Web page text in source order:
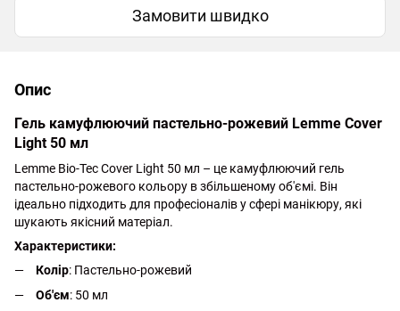
Замовити швидко
Опис
Гель камуфлюючий пастельно-рожевий Lemme Cover
Light 50 мл
Lemme Bio-Tec Cover Light 50 мл – це камуфлюючий гель
пастельно-рожевого кольору в збільшеному об'ємі. Він
ідеально підходить для професіоналів у сфері манікюру, які
шукають якісний матеріал.
Характеристики:
Колір: Пастельно-рожевий
Об'єм: 50 мл